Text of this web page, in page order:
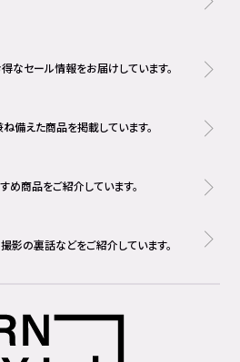
なセール情報をお届けしています。
備えた商品を掲載しています。
め商品をご紹介しています。
影の裏話などをご紹介しています。